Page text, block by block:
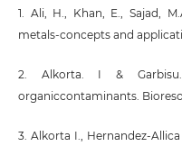
1. Ali, H., Khan, E., Sajad,
metals-concepts and
2. Alkorta. I &
organiccontaminants.
3. Alkorta I., Hernandez-